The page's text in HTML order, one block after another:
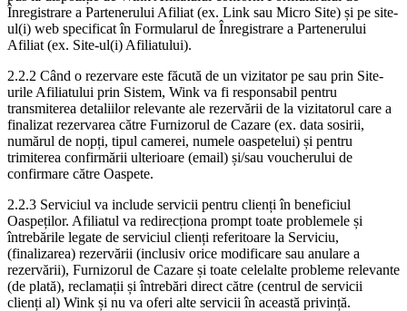
Înregistrare a Partenerului Afiliat (ex. Link sau Micro Site) și pe site-
ul(i) web specificat în Formularul de Înregistrare a Partenerului
Afiliat (ex. Site-ul(i) Afiliatului).
2.2.2 Când o rezervare este făcută de un vizitator pe sau prin Site-
urile Afiliatului prin Sistem, Wink va fi responsabil pentru
transmiterea detaliilor relevante ale rezervării de la vizitatorul care a
finalizat rezervarea către Furnizorul de Cazare (ex. data sosirii,
numărul de nopți, tipul camerei, numele oaspetelui) și pentru
trimiterea confirmării ulterioare (email) și/sau voucherului de
confirmare către Oaspete.
2.2.3 Serviciul va include servicii pentru clienți în beneficiul
Oaspeților. Afiliatul va redirecționa prompt toate problemele și
întrebările legate de serviciul clienți referitoare la Serviciu,
(finalizarea) rezervării (inclusiv orice modificare sau anulare a
rezervării), Furnizorul de Cazare și toate celelalte probleme relevante
(de plată), reclamații și întrebări direct către (centrul de servicii
clienți al) Wink și nu va oferi alte servicii în această privință.